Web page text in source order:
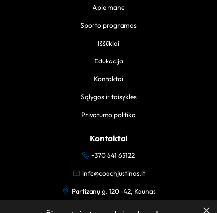
Apie mane
Sporto programos
Iššūkiai
Edukacija
Kontaktai
Sąlygos ir taisyklės
Privatumo politika
Kontaktai
+370 641 65122
info@coachjustinas.lt
Partizanų g. 120 -42, Kaunas